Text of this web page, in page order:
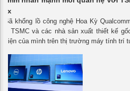
Gã khổng lồ công nghệ Hoa Kỳ
TSMC và các nhà sản xuất thiết kế
diện của mình trên thị trường máy tính trí